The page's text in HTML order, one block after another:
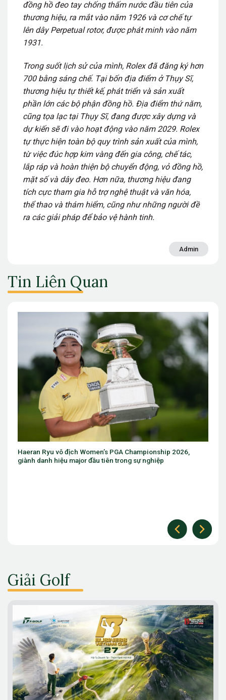
đồng hồ đeo tay chống thấm nước đầu tiên của
thương hiệu, ra mắt vào năm 1926 và cơ chế tự
lên dây Perpetual rotor, được phát minh vào năm
1931.
Trong suốt lịch sử của mình, Rolex đã đăng ký hơn
700 bằng sáng chế. Tại bốn địa điểm ở Thụy Sĩ,
thương hiệu tự thiết kế, phát triển và sản xuất
phần lớn các bộ phận đồng hồ. Địa điểm thứ năm,
cũng tọa lạc tại Thụy Sĩ, đang được xây dựng và
dự kiến sẽ đi vào hoạt động vào năm 2029. Rolex
tự thực hiện toàn bộ quy trình sản xuất của mình,
từ việc đúc hợp kim vàng đến gia công, chế tác,
lắp ráp và hoàn thiện bộ chuyển động, vỏ đồng hồ,
mặt số và dây đeo. Hơn nữa, thương hiệu đang
tích cực tham gia hỗ trợ nghệ thuật và văn hóa,
thể thao và thám hiểm, cũng như những người đề
ra các giải pháp để bảo vệ hành tinh.
Admin
Tin Liên Quan
Eugenio Chacarra thắng bùng nổ tại Italian Open, giành vé dự
The Open
Giải Golf